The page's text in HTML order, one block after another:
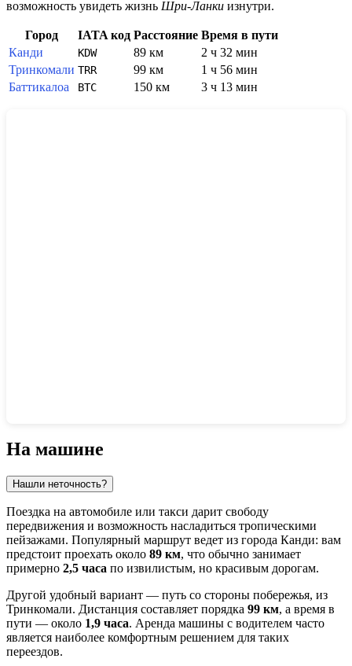
возможность увидеть жизнь Шри-Ланки изнутри.
Город IATA код Расстояние Время в пути
Канди
KDW 89 км
2 ч 32 мин
Тринкомали TRR 99 км
1 ч 56 мин
Баттикалоа
BTC 150 км 3 ч 13 мин
На машине
Нашли неточность?
Поездка на автомобиле или такси дарит свободу
передвижения и возможность насладиться тропическими
пейзажами. Популярный маршрут ведет из города Канди: вам
предстоит проехать около 89 км, что обычно занимает
примерно 2,5 часа по извилистым, но красивым дорогам.
Другой удобный вариант — путь со стороны побережья, из
Тринкомали. Дистанция составляет порядка 99 км, а время в
пути — около 1,9 часа. Аренда машины с водителем часто
является наиболее комфортным решением для таких
переездов.